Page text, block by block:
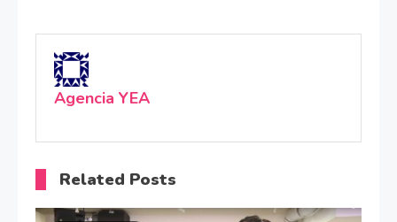
Agencia YEA
Related Posts